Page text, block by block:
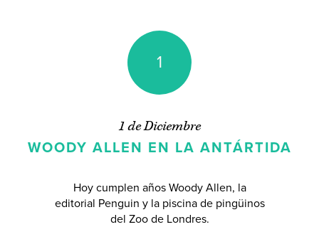
1
1 de Diciembre
WOODY ALLEN EN LA ANTÁRTIDA
Hoy cumplen años Woody Allen, la
editorial Penguin y la piscina de pingüinos
del Zoo de Londres.